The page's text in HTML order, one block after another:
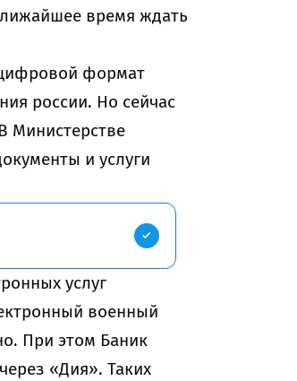
время ждать
формат
россии. Но сейчас
Министерстве
и услуги
услуг
военный
При этом Баник
«Дия». Таких